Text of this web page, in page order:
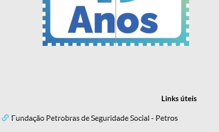
Linksúteis
Fundação Petrobras de Seguridade Social - Petros